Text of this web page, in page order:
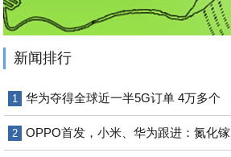
新闻排行
1 华为夺得全球近一半5G订单 4万多个
2 OPPO首发，小米、华为跟进：氮化镓